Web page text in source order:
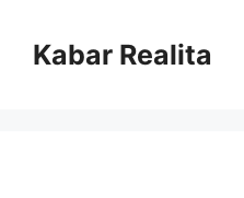
contentKabar Realita